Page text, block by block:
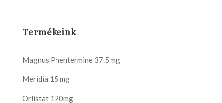
Termékeink
Magnus Phentermine 37.5 mg
Meridia 15 mg
Orlistat 120mg